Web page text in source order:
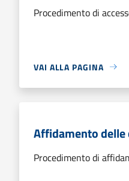
Procedimento di
VAI ALLA PAGINA
Affidamento delle
Procedimento di